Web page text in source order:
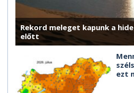
Rekord meleget kapunk a
előtt
ezt